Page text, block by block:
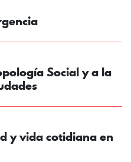
Social y a la
y vida cotidiana en